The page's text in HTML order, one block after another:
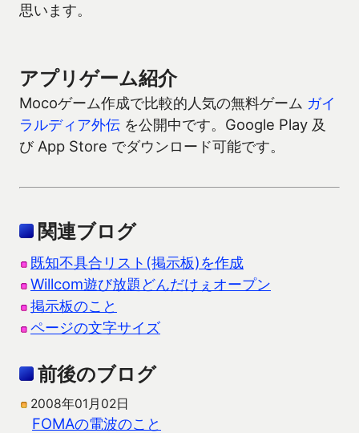
思います。
アプリゲーム紹介
Mocoゲーム作成で比較的人気の無料ゲーム ガイ
ラルディア外伝 を公開中です。Google Play 及
び App Store でダウンロード可能です。
関連ブログ
既知不具合リスト(掲示板)を作成
Willcom遊び放題どんだけぇオープン
掲示板のこと
ページの文字サイズ
前後のブログ
2008年01月02日
FOMAの電波のこと